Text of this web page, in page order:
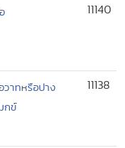
11140
วาทหรือปาง
กข์
11138